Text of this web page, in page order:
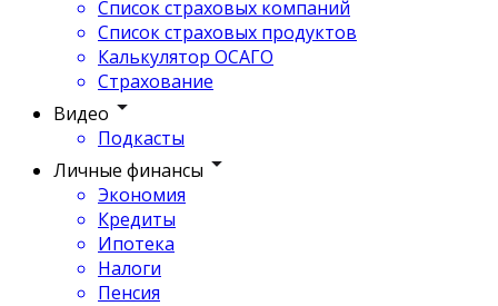
Список страховых компаний
Список страховых продуктов
Калькулятор ОСАГО
Страхование
Видео
Подкасты
Личные финансы
Экономия
Кредиты
Ипотека
Налоги
Пенсия